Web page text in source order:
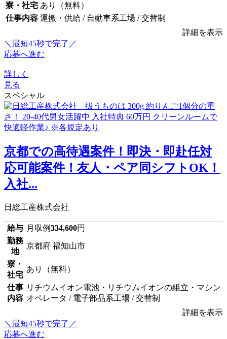
寮・社宅 あり（無料）
仕事内容 運搬・供給 / 自動車系工場 / 交替制
詳細を表示
＼最短45秒で完了／
応募へ進む
詳しく
見る
スペシャル
京都での高待遇案件！即決・即赴任対
応可能案件！友人・ペア同シフトOK！
入社...
日総工産株式会社
給与 月収例334,600円
勤務
地
京都府 福知山市
寮・
社宅
あり（無料）
仕事
内容
リチウムイオン電池・リチウムイオンの組立・マシン
オペレータ / 電子部品系工場 / 交替制
詳細を表示
＼最短45秒で完了／
応募へ進む